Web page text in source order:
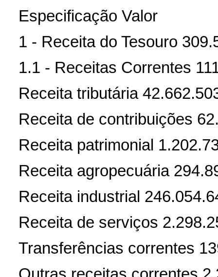
Especificação Valor
1 - Receita do Tesouro
1.1 - Receitas Correntes
Receita tributária
Receita de contribuições
Receita patrimonial
Receita agropecuária
Receita industrial
Receita de serviços
Transferências correntes